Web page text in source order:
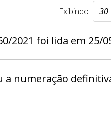
Exibindo
2021 foi lida em 25/
a numeração